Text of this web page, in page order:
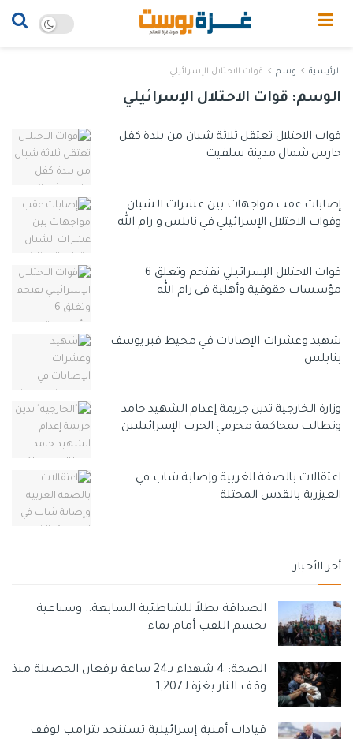
الرئيسية وسم قوات الاحتلال الإسرائيلي
الوسم: قوات الاحتلال الإسرائيلي
قوات الاحتلال تعتقل ثلاثة شبان من بلدة كفل
حارس شمال مدينة سلفيت
إصابات عقب مواجهات بين عشرات الشبان
وقوات الاحتلال الإسرائيلي في نابلس و رام الله
قوات الاحتلال الإسرائيلي تقتحم وتغلق 6
مؤسسات حقوقية وأهلية في رام الله
شهيد وعشرات الإصابات في محيط قبر يوسف
بنابلس
وزارة الخارجية تدين جريمة إعدام الشهيد حامد
وتطالب بمحاكمة مجرمي الحرب الإسرائيليين
اعتقالات بالضفة الغربية وإصابة شاب في
العيزرية بالقدس المحتلة
أخر الأخبار
الصداقة بطلاً للشاطئية السابعة.. وسباعية
تحسم اللقب أمام نماء
الصحة: 4 شهداء بـ24 ساعة يرفعان الحصيلة منذ
وقف النار بغزة لـ1,207
قيادات أمنية إسرائيلية تستنجد بترامب لوقف